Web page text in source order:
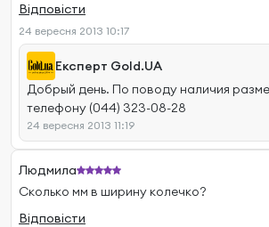
Відповісти
24 вересня 2013 10:17
Експерт Gold.UA
Добрый день. По поводу наличия
телефону (044) 323-08-28
24 вересня 2013 11:19
Людмила
Сколько мм в ширину колечко?
Відповісти